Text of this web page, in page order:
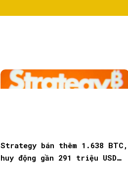
Strategy bán thêm 1.638 BTC,
huy động gần 291 triệu USD